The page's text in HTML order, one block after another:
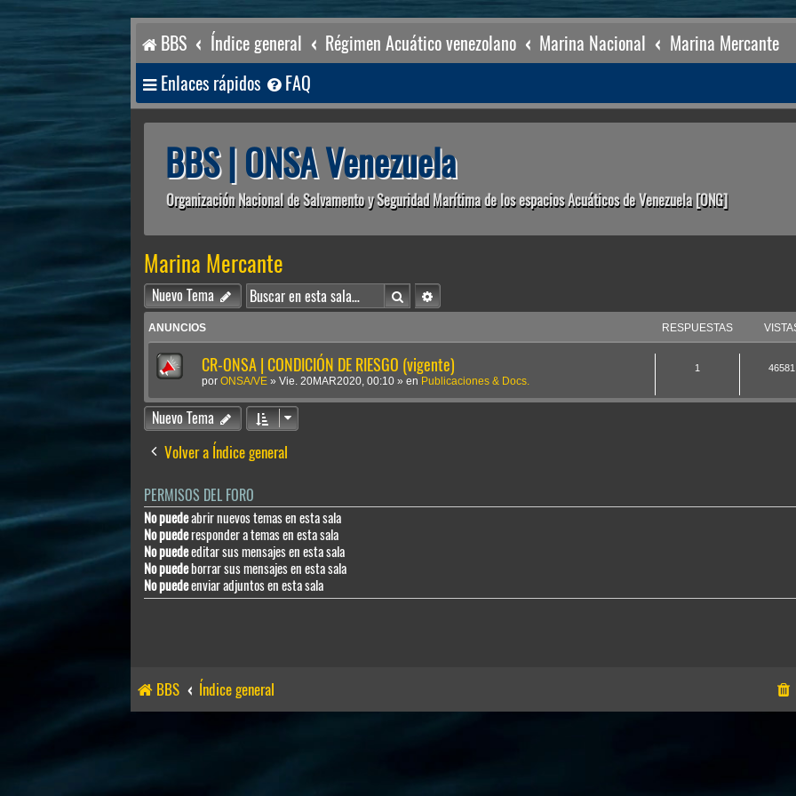
BBS Índice general Régimen Acuático venezolano Marina Nacional Marina Mercante
Enlaces rápidos FAQ
BBS | ONSA Venezuela
Organización Nacional de Salvamento y Seguridad Marítima de los espacios Acuáticos de Venezuela [ONG]
Marina Mercante
Nuevo Tema BuscarBúsqueda avanzada
ANUNCIOS RESPUESTAS
CR-ONSA | CONDICIÓN DE RIESGO (vigente)
por ONSA/VE » Vie. 20MAR2020, 00:10 » en Publicaciones & Docs.
1 46581
Nuevo Tema
Volver a Índice general
PERMISOS DEL FORO
No puedeabrir nuevos temas en esta sala
No puederesponder a temas en esta sala
No puedeeditar sus mensajes en esta sala
No puedeborrar sus mensajes en esta sala
No puedeenviar adjuntos en esta sala
BBS Índice general